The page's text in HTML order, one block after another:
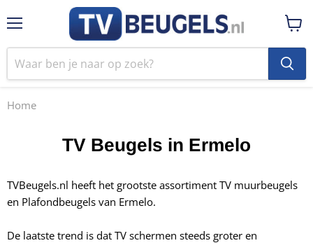
Home
TV Beugels in Ermelo
TVBeugels.nl heeft het grootste assortiment TV muurbeugels
en Plafondbeugels van Ermelo.
De laatste trend is dat TV schermen steeds groter en